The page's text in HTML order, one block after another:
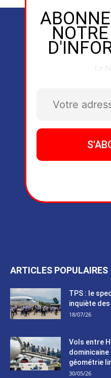
ARTICLES POPULAIRES
TPS : le
inquiète
18/07/26
Vols entre
dominicaine
géométrie
30/05/26